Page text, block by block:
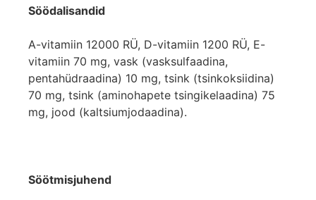
Söödalisandid
A-vitamiin 12000 RÜ, D-vitamiin 1200 RÜ, E-
vitamiin 70 mg, vask (vasksulfaadina,
pentahüdraadina) 10 mg, tsink (tsinkoksiidina)
70 mg, tsink (aminohapete tsingikelaadina) 75
mg, jood (kaltsiumjodaadina).
Söötmisjuhend